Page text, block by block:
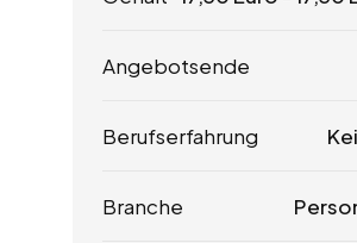
Angebotsende
Berufserfahrung
Branche